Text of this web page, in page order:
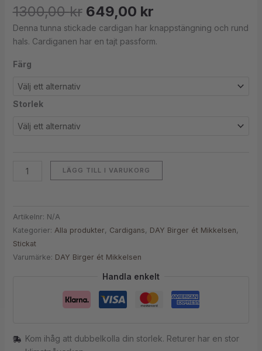
1300,00kr 649,00 kr
Denna tunna stickade cardigan har knappstängning och rund
hals. Cardiganen har en tajt passform.
Färg
Storlek
LÄGG TILL I VARUKORG
Artikelnr: N/A
Kategorier: Alla produkter, Cardigans, DAY Birger ét Mikkelsen,
Stickat
Varumärke: DAY Birger ét Mikkelsen
Handla enkelt
Kom ihåg att dubbelkolla din storlek. Returer har en stor